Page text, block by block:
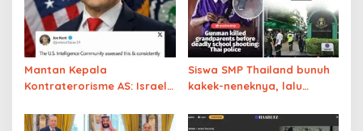
Mantan Kepala
Kontraterorisme AS: Israel
menghadapi Iran akan
Siswa SMP Thailand bunuh
kakek-neneknya, lalu
sebelum bunuh diri